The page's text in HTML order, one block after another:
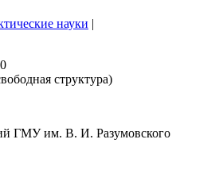
науки |
структура)
ГМУ им. В. И. Разумовского